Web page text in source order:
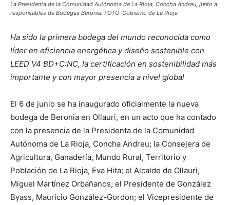
La Presidenta de la Comunidad Autónoma de La Rioja, Concha Andreu, junto a
responsables de Bodegas Beronia. FOTO: Gobierno de La Rioja
Ha sido la primera bodega del mundo reconocida como
líder en eficiencia energética y diseño sostenible con
LEED V4 BD+C:NC, la certificación en sostenibilidad más
importante y con mayor presencia a nivel global
El 6 de junio se ha inaugurado oficialmente la nueva
bodega de Beronia en Ollauri, en un acto que ha contado
con la presencia de la Presidenta de la Comunidad
Autónoma de La Rioja, Concha Andreu; la Consejera de
Agricultura, Ganadería, Mundo Rural, Territorio y
Población de La Rioja, Eva Hita; el Alcalde de Ollauri,
Miguel Martínez Orbañanos; el Presidente de González
Byass, Mauricio González-Gordon; el Vicepresidente de